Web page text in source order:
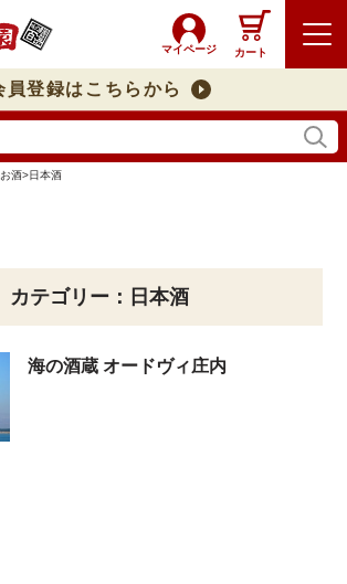
マイページ カート
員登録はこちらから
酒>日本酒
カテゴリー：日本酒
海の酒蔵 オードヴィ庄内